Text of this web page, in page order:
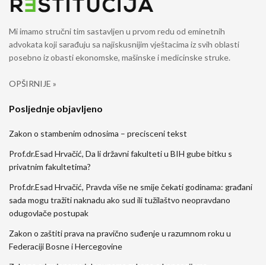
Mi imamo stručni tim sastavljen u prvom redu od eminetnih
advokata koji sarađuju sa najiskusnijim vještacima iz svih oblasti
posebno iz obasti ekonomske, mašinske i medicinske struke.
OPŠIRNIJE »
Posljednje objavljeno
Zakon o stambenim odnosima – precisceni tekst
Prof.dr.Esad Hrvačić, Da li državni fakulteti u BIH gube bitku s
privatnim fakultetima?
Prof.dr.Esad Hrvačić, Pravda više ne smije čekati godinama: građani
sada mogu tražiti naknadu ako sud ili tužilaštvo neopravdano
odugovlače postupak
Zakon o zaštiti prava na pravično suđenje u razumnom roku u
Federaciji Bosne i Hercegovine